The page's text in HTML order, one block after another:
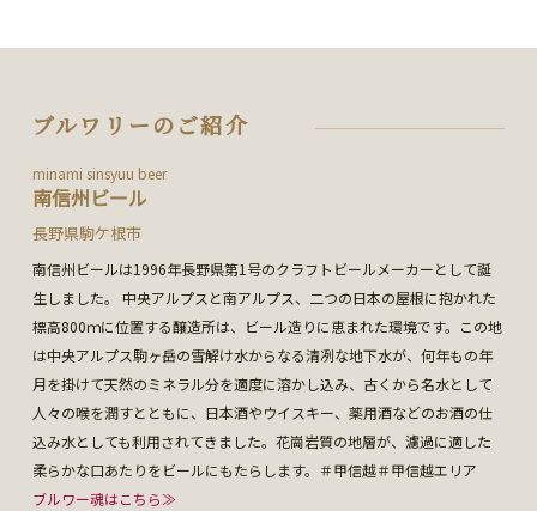
ブルワリーのご紹介
minami sinsyuu beer
南信州ビール
長野県駒ケ根市
南信州ビールは1996年長野県第1号のクラフトビールメーカーとして誕
生しました。 中央アルプスと南アルプス、二つの日本の屋根に抱かれた
標高800ｍに位置する醸造所は、ビール造りに恵まれた環境です。この地
は中央アルプス駒ヶ岳の雪解け水からなる清冽な地下水が、何年もの年
月を掛けて天然のミネラル分を適度に溶かし込み、古くから名水として
人々の喉を潤すとともに、日本酒やウイスキー、薬用酒などのお酒の仕
込み水としても利用されてきました。花崗岩質の地層が、濾過に適した
柔らかな口あたりをビールにもたらします。＃甲信越＃甲信越エリア
ブルワー魂はこちら≫